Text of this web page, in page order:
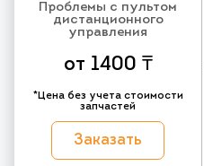
Проблемы с пультом
дистанционного
управления
от 1400 ₸
*Цена без учета стоимости
запчастей
Заказать